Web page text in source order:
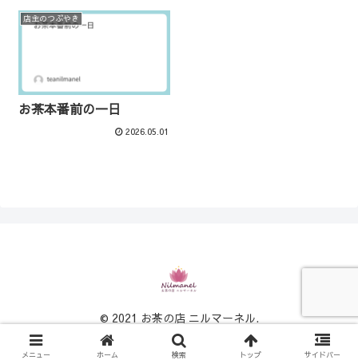
店主のつぶやき
お茶本番前の一日
2026.05.01
© 2021 お茶の店 ニルマーネル.
メニュー ホーム 検索 トップ サイドバー